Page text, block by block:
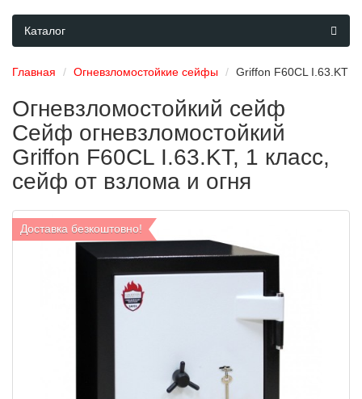
Каталог
Главная Огневзломостойкие сейфы Griffon F60CL I.63.KT
Огневзломостойкий сейф
Сейф огневзломостойкий
Griffon F60CL I.63.KT, 1 класс,
сейф от взлома и огня
Доставка безкоштовно!